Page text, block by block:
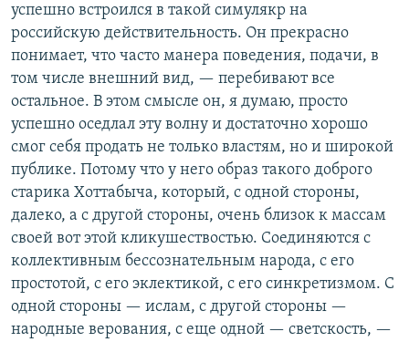
успешно встроился в такой симулякр на
российскую действительность. Он прекрасно
понимает, что часто манера поведения, подачи, в
том числе внешний вид, — перебивают все
остальное. В этом смысле он, я думаю, просто
успешно оседлал эту волну и достаточно хорошо
смог себя продать не только властям, но и широкой
публике. Потому что у него образ такого доброго
старика Хоттабыча, который, с одной стороны,
далеко, а с другой стороны, очень близок к массам
своей вот этой кликушествостью. Соединяются с
коллективным бессознательным народа, с его
простотой, с его эклектикой, с его синкретизмом. С
одной стороны — ислам, с другой стороны —
народные верования, с еще одной — светскость, —